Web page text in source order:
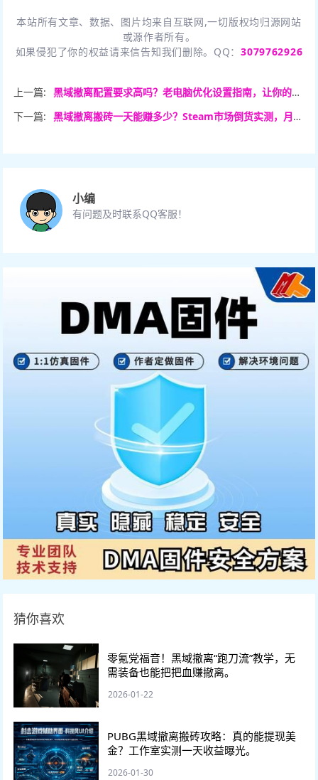
本站所有文章、数据、图片均来自互联网,一切版权均归源网站
或源作者所有。
如果侵犯了你的权益请来信告知我们删除。QQ：3079762926
上一篇:
黑域撤离配置要求高吗？老电脑优化设置指南，让你的帧数暴涨50%！
下一篇:
黑域撤离搬砖一天能赚多少？Steam市场倒货实测，月入过万不是梦！
小编
有问题及时联系QQ客服！
猜你喜欢
零氪党福音！黑域撤离“跑刀流”教学，无
需装备也能把把血赚撤离。
2026-01-22
PUBG黑域撤离搬砖攻略：真的能提现美
金？工作室实测一天收益曝光。
2026-01-30